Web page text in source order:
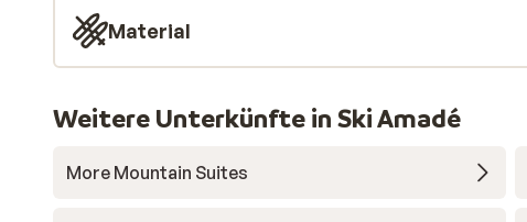
Material
Weitere Unterkünfte in Ski Amadé
More Mountain Suites